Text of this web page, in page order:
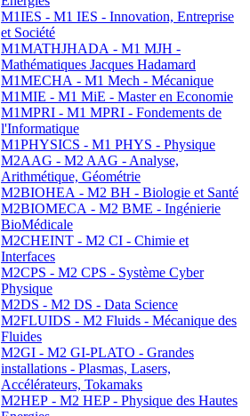
M1IES - M1 IES - Innovation, Entreprise
et Société
M1MATHJHADA - M1 MJH -
Mathématiques Jacques Hadamard
M1MECHA - M1 Mech - Mécanique
M1MIE - M1 MiE - Master en Economie
M1MPRI - M1 MPRI - Fondements de
l'Informatique
M1PHYSICS - M1 PHYS - Physique
M2AAG - M2 AAG - Analyse,
Arithmétique, Géométrie
M2BIOHEA - M2 BH - Biologie et Santé
M2BIOMECA - M2 BME - Ingénierie
BioMédicale
M2CHEINT - M2 CI - Chimie et
Interfaces
M2CPS - M2 CPS - Système Cyber
Physique
M2DS - M2 DS - Data Science
M2FLUIDS - M2 Fluids - Mécanique des
Fluides
M2GI - M2 GI-PLATO - Grandes
installations - Plasmas, Lasers,
Accélérateurs, Tokamaks
M2HEP - M2 HEP - Physique des Hautes